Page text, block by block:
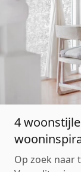
4
Op zoek naar